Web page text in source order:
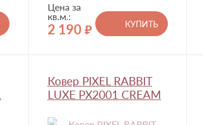
Цена за
кв.м.:
2 190 руб.
КУПИТЬ
Ковер PIXEL RABBIT
LUXE PX2001 CREAM